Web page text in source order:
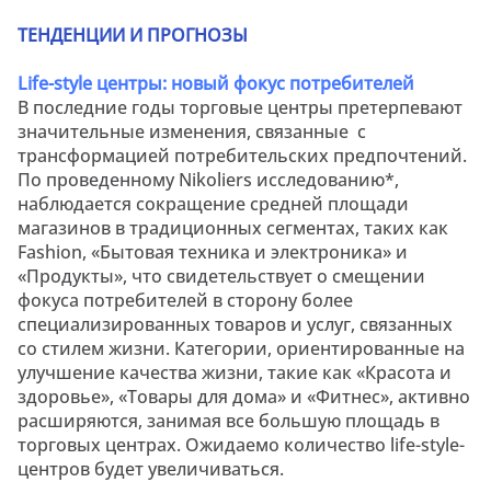
ТЕНДЕНЦИИ И ПРОГНОЗЫ
Life-style центры: новый фокус потребителей
В последние годы торговые центры претерпевают
значительные изменения, связанные с
трансформацией потребительских предпочтений.
По проведенному Nikoliers исследованию*,
наблюдается сокращение средней площади
магазинов в традиционных сегментах, таких как
Fashion, «Бытовая техника и электроника» и
«Продукты», что свидетельствует о смещении
фокуса потребителей в сторону более
специализированных товаров и услуг, связанных
со стилем жизни. Категории, ориентированные на
улучшение качества жизни, такие как «Красота и
здоровье», «Товары для дома» и «Фитнес», активно
расширяются, занимая все большую площадь в
торговых центрах. Ожидаемо количество life-style-
центров будет увеличиваться.